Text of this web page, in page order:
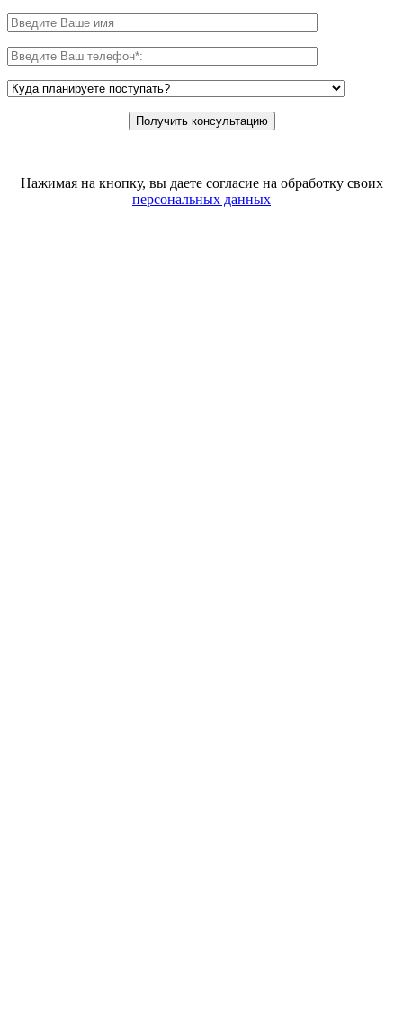
Нажимая на кнопку, вы даете согласие на обработку своих
персональных данных